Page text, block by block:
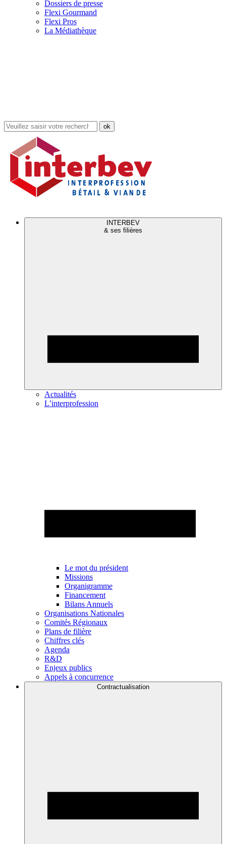
Dossiers de presse
Flexi Gourmand
Flexi Pros
La Médiathèque
Rechercher
dans
site
INTERBEV
& ses filières
Actualités
L’interprofession
Le mot du président
Missions
Organigramme
Financement
Bilans Annuels
Organisations Nationales
Comités Régionaux
Plans de filière
Chiffres clés
Agenda
R&D
Enjeux publics
Appels à concurrence
Contractualisation